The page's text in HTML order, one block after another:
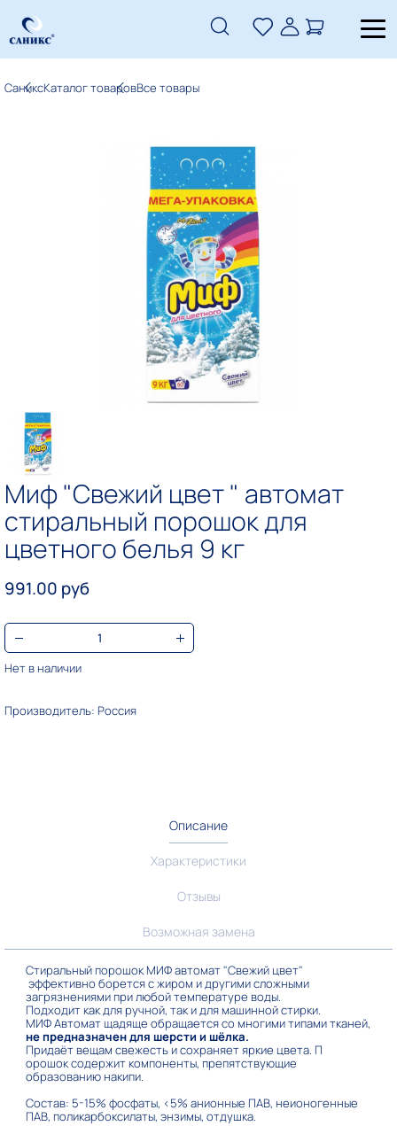
СаниксКаталог товаровВсе товары
Миф "Свежий цвет " автомат
стиральный порошок для
цветного белья 9 кг
991.00 руб
Нет в наличии
Производитель: Россия
Описание
Характеристики
Отзывы
Возможная замена
Стиральный порошок МИФ автомат "Свежий цвет"
эффективно борется с жиром и другими сложными
загрязнениями при любой температуре воды.
Подходит как для ручной, так и для машинной стирки.
МИФ Автомат щадяще обращается со многими типами тканей,
не предназначен для шерсти и шёлка.
Придаёт вещам свежесть и сохраняет яркие цвета. П
орошок содержит компоненты, препятствующие
образованию накипи.
Состав: 5-15% фосфаты, <5% анионные ПАВ, неионогенные
ПАВ, поликарбоксилаты, энзимы, отдушка.